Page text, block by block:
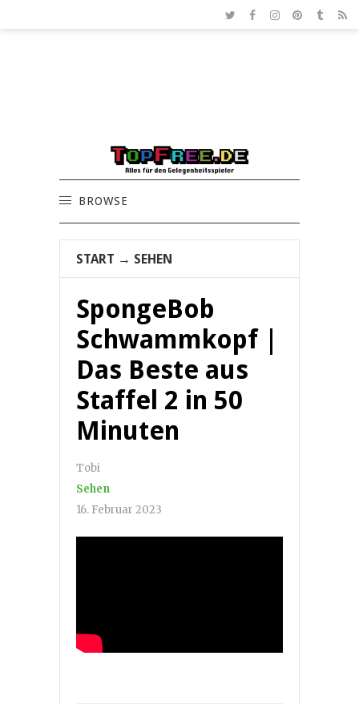
BROWSE
START → SEHEN
SpongeBob
Schwammkopf |
Das Beste aus
Staffel 2 in 50
Minuten
Tobi
Sehen
16. Februar 2023